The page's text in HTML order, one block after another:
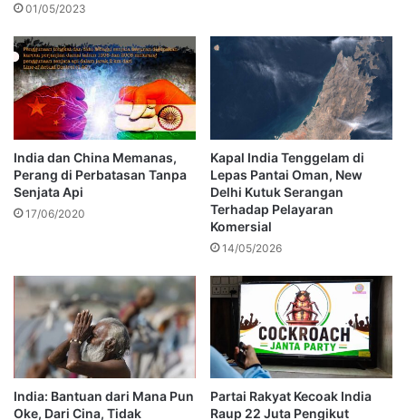
01/05/2023
India dan China Memanas,
Perang di Perbatasan Tanpa
Senjata Api
17/06/2020
Kapal India Tenggelam di
Lepas Pantai Oman, New
Delhi Kutuk Serangan
Terhadap Pelayaran
Komersial
14/05/2026
India: Bantuan dari Mana Pun
Oke, Dari Cina, Tidak
Partai Rakyat Kecoak India
Raup 22 Juta Pengikut